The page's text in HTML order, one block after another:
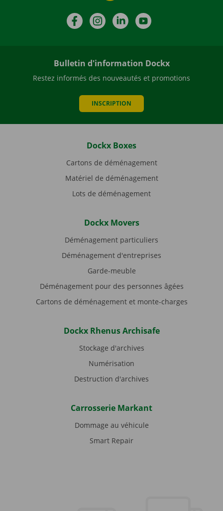
FacebookInstagramLinkedIn
Bulletin d'information Dockx
Restez informés des nouveautés et promotions
INSCRIPTION
Dockx Boxes
Cartons de déménagement
Matériel de déménagement
Lots de déménagement
Dockx Movers
Déménagement particuliers
Déménagement d'entreprises
Garde-meuble
Déménagement pour des personnes âgées
Cartons de déménagement et monte-charges
Dockx Rhenus Archisafe
Stockage d'archives
Numérisation
Destruction d'archives
Carrosserie Markant
Dommage au véhicule
Smart Repair